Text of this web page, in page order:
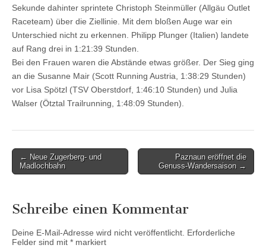
Sekunde dahinter sprintete Christoph Steinmüller (Allgäu Outlet
Raceteam) über die Ziellinie. Mit dem bloßen Auge war ein
Unterschied nicht zu erkennen. Philipp Plunger (Italien) landete
auf Rang drei in 1:21:39 Stunden.
Bei den Frauen waren die Abstände etwas größer. Der Sieg ging
an die Susanne Mair (Scott Running Austria, 1:38:29 Stunden)
vor Lisa Spötzl (TSV Oberstdorf, 1:46:10 Stunden) und Julia
Walser (Ötztal Trailrunning, 1:48:09 Stunden).
Post
navigation
← Neue Zugerberg- und
Madlochbahn
Paznaun eröffnet die
Genuss-Wandersaison →
Schreibe einen Kommentar
Deine E-Mail-Adresse wird nicht veröffentlicht. Erforderliche
Felder sind mit * markiert